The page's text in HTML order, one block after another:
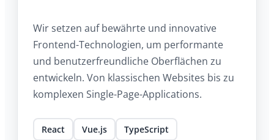
Wir setzen auf bewährte und innovative
Frontend-Technologien, um performante
und benutzerfreundliche Oberflächen zu
entwickeln. Von klassischen Websites bis zu
komplexen Single-Page-Applications.
React Vue.js
TypeScript